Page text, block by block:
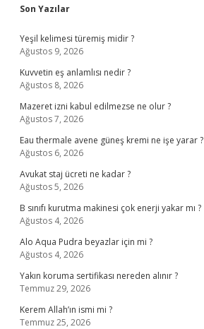
Sidebar
Son Yazılar
Yeşil kelimesi türemiş midir ?
Ağustos 9, 2026
Kuvvetin eş anlamlısı nedir ?
Ağustos 8, 2026
Mazeret izni kabul edilmezse ne olur ?
Ağustos 7, 2026
Eau thermale avene güneş kremi ne işe yarar ?
Ağustos 6, 2026
Avukat staj ücreti ne kadar ?
Ağustos 5, 2026
B sınıfı kurutma makinesi çok enerji yakar mı ?
Ağustos 4, 2026
Alo Aqua Pudra beyazlar için mi ?
Ağustos 4, 2026
Yakın koruma sertifikası nereden alınır ?
Temmuz 29, 2026
Kerem Allah’ın ismi mi ?
Temmuz 25, 2026